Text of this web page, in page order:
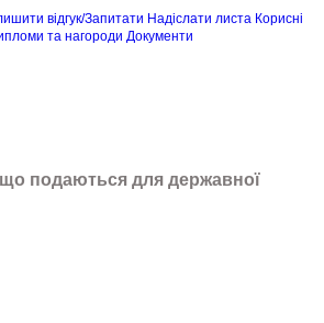
відгук/Запитати Надіслати листа Корисні
та нагороди Документи
подаються для державної